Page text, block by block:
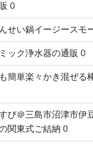
0
せい鍋イージースモ
ック浄水器の通販 0
簡単楽々かき混ぜる
び＠三島市沼津市伊
関東式ご結納 0